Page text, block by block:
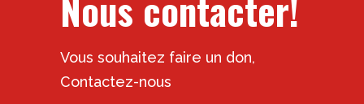
Vous souhaitez faire un don,
Contactez-nous